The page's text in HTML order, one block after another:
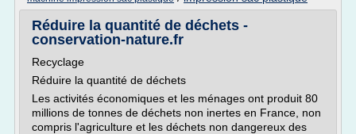
Réduire la quantité de déchets -
conservation-nature.fr
Recyclage
Réduire la quantité de déchets
Les activités économiques et les ménages ont produit 80
millions de tonnes de déchets non inertes en France, non
compris l'agriculture et les déchets non dangereux des